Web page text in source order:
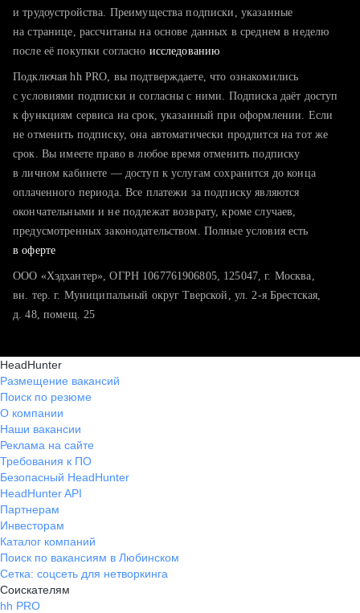
тратите много времени на поиск и вручную поднимаете
хотите сравнить себя с конкурентами и оценить шансы
и трудоустройства. Преимущества подписки, указанные
на странице, рассчитаны на основе данных в среднем в неделю
после её покупки согласно исследованию
Подключая hh PRO, вы подтверждаете, что ознакомились
с условиями подписки и согласны с ними. Подписка даёт доступ
к функциям сервиса на срок, указанный при оформлении. Если
не отменить подписку, она автоматически продлится на тот же
срок. Вы имеете право в любое время отменить подписку
в личном кабинете — доступ к услугам сохранится до конца
оплаченного периода. Все платежи за подписку являются
окончательными и не подлежат возврату, кроме случаев,
предусмотренных законодательством. Полные условия есть
в оферте
ООО «Хэдхантер», ОГРН 1067761906805, 125047, г. Москва,
вн. тер. г. Муниципальный округ Тверской, ул. 2-я Брестская,
д. 48, помещ. 25
HeadHunter
Размещение вакансий
Поиск по резюме
О компании
Наши вакансии
Реклама на сайте
Требования к ПО
Безопасный HeadHunter
HeadHunter API
Партнерам
Инвесторам
Каталог компаний
Поиск по вакансиям в Любинском
Сетка: соцсеть для нетворкинга
Соискателям
hh PRO